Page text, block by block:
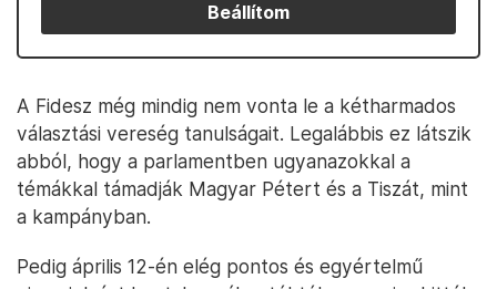
Beállítom
A Fidesz még mindig nem vonta le a kétharmados
választási vereség tanulságait. Legalábbis ez látszik
abból, hogy a parlamentben ugyanazokkal a
témákkal támadják Magyar Pétert és a Tiszát, mint
a kampányban.
Pedig április 12-én elég pontos és egyértelmű